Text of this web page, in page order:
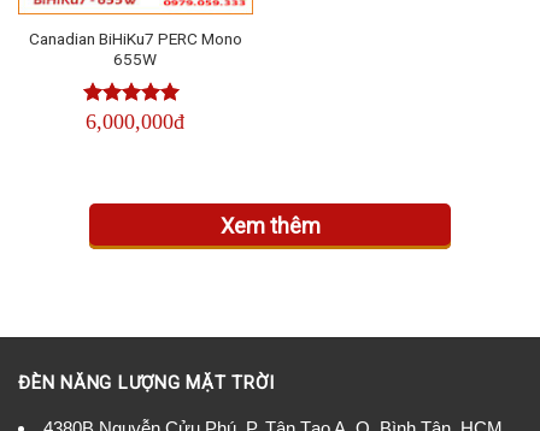
Canadian BiHiKu7 PERC Mono
655W
Được xếp
6,000,000đ
Xem thêm
ĐÈN NĂNG LƯỢNG MẶT TRỜI